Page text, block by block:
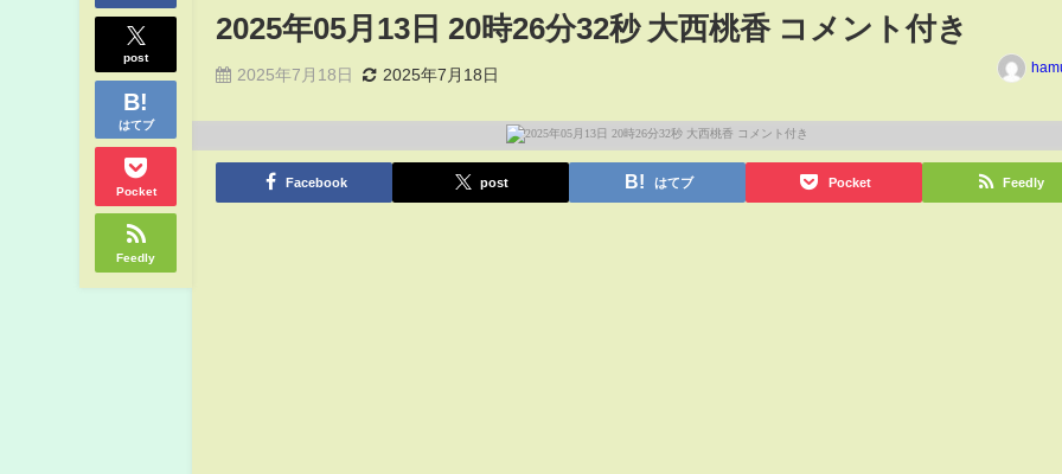
post
はてブ
Pocket
Feedly
2025年05月13日 20時26分32秒 大西桃香 コメント付き
2025年7月18日 2025年7月18日
Facebook post はてブ Pocket Feedly